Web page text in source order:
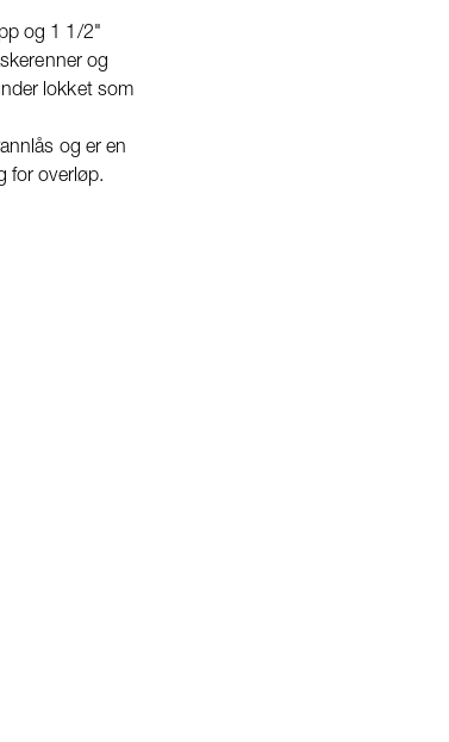
og 1 1/2"
og
lokket som
og er en
for overløp.